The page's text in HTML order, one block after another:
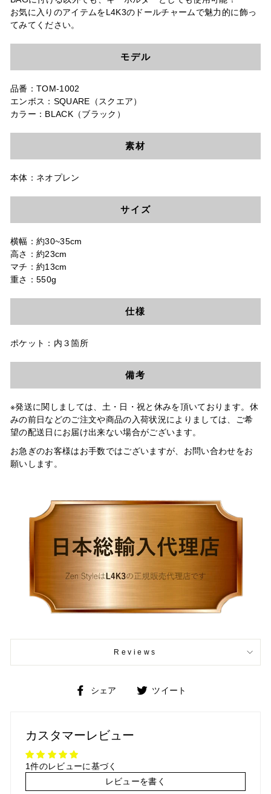
お気に入りのアイテムをL4K3のドールチャームで魅力的に飾っ
てみてください。
モデル
品番：TOM-1002
エンボス：SQUARE（スクエア）
カラー：BLACK（ブラック）
素材
本体：ネオプレン
サイズ
横幅：約30~35cm
高さ：約23cm
マチ：約13cm
重さ：550g
仕様
ポケット：内３箇所
備考
※発送に関しましては、土・日・祝と休みを頂いております。休
みの前日などのご注文や商品の入荷状況によりましては、ご希
望の配送日にお届け出来ない場合がございます。
お急ぎのお客様はお手数ではございますが、お問い合わせをお
願いします。
Reviews
シェア
Facebookツイート
カスタマーレビュー
1件のレビューに基づく
レビューを書く